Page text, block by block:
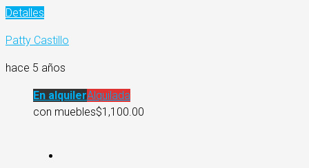
Detalles
Patty Castillo
hace 5 años
En alquilerAlquilada
con muebles$1,100.00